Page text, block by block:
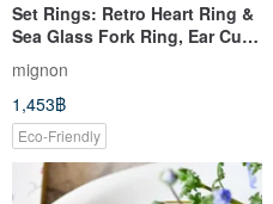
Set Rings: Retro Heart Ring &
Sea Glass Fork Ring, Ear Cuff,
2-way
mignon
1,453฿
Eco-Friendly